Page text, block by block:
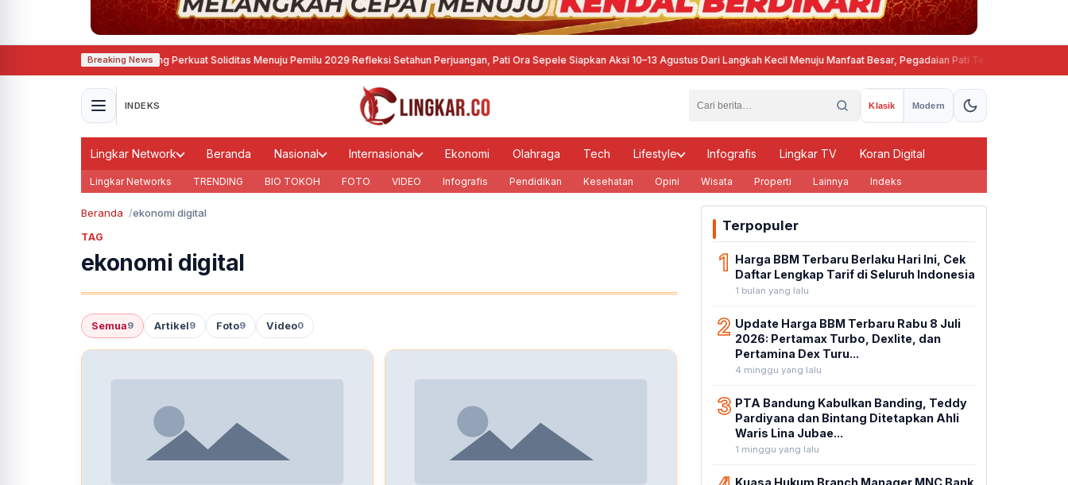
Breaking News
Asri, Demokrat Semarang Perkuat Soliditas Menuju Pemilu 2029·Refleksi Setahun Perjuangan, Pati Ora Sepele Siapkan Aksi 10–13 Agustus·Dari Langkah Kecil Menuju Manfaat Besar, Pegadaian Pati Tebar Kepedulian Lewat
INDEKS Klasik Modern
Lingkar Network Beranda Nasional Internasional Ekonomi Olahraga Tech Lifestyle Infografis Lingkar TV Koran Digital
Lingkar Networks TRENDING BIO TOKOH FOTO VIDEO Infografis Pendidikan Kesehatan Opini Wisata Properti Lainnya Indeks
Beranda ekonomi digital
TAG
ekonomi digital
Semua9 Artikel9 Foto9 Video0
Terpopuler
1 Harga BBM Terbaru Berlaku Hari Ini, Cek
Daftar Lengkap Tarif di Seluruh Indonesia
1 bulan yang lalu
2 Update Harga BBM Terbaru Rabu 8 Juli
2026: Pertamax Turbo, Dexlite, dan
Pertamina Dex Turu...
4 minggu yang lalu
3 PTA Bandung Kabulkan Banding, Teddy
Pardiyana dan Bintang Ditetapkan Ahli
Waris Lina Jubae...
1 minggu yang lalu
Kuasa Hukum Branch Manager MNC Bank